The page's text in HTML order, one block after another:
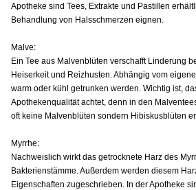
Apotheke sind Tees, Extrakte und Pastillen
Behandlung von Halsschmerzen eignen.
Malve:
Ein Tee aus Malvenblüten verschafft Linderung
Heiserkeit und Reizhusten. Abhängig vom
warm oder kühl getrunken werden. Wichtig ist,
Apothekenqualität achtet, denn in den
oft keine Malvenblüten sondern Hibiskusblüten
Myrrhe:
Nachweislich wirkt das getrocknete Harz des
Bakterienstämme. Außerdem werden diesem
Eigenschaften zugeschrieben. In der Apotheke